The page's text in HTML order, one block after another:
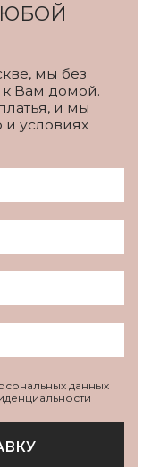
мы без
к Вам домой.
и мы
условиях
данных